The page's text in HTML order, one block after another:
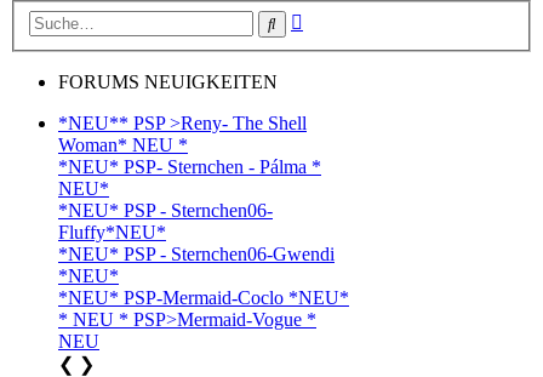
Suche
FORUMS NEUIGKEITEN
*NEU** PSP >Reny- The Shell
Woman* NEU *
*NEU* PSP- Sternchen - Pálma *
NEU*
*NEU* PSP - Sternchen06-
Fluffy*NEU*
*NEU* PSP - Sternchen06-Gwendi
*NEU*
*NEU* PSP-Mermaid-Coclo *NEU*
* NEU * PSP>Mermaid-Vogue *
NEU
❮ ❯